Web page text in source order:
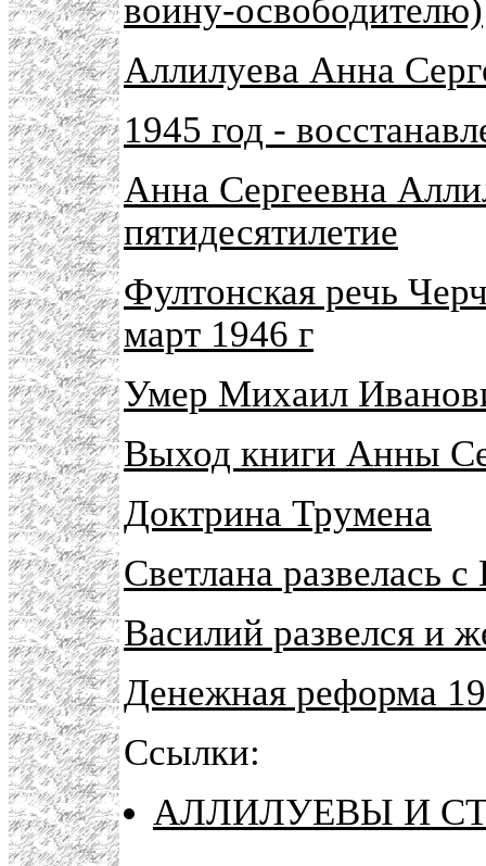
воину-освободителю)
Аллилуева Анна
1945 год -
Анна Сергеевна
пятидесятилетие
Фултонская речь
март 1946 г
Умер Михаил
Выход книги Анны
Доктрина Трумена
Светлана развелась
Василий развелся и
Денежная реформа
Ссылки:
АЛЛИЛУЕВЫ И